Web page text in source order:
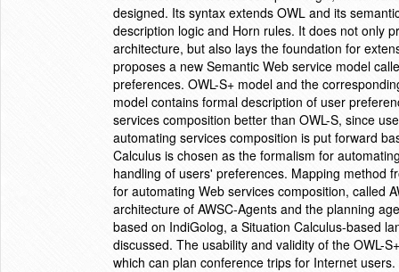
designed. Its syntax extends OWL and its
description logic and Horn rules. It does not only
architecture, but also lays the foundation for
proposes a new Semantic Web service model
preferences. OWL-S+ model and the
model contains formal description of user
services composition better than OWL-S, since
automating services composition is put forward
Calculus is chosen as the formalism for
handling of users' preferences. Mapping method
for automating Web services composition, called
architecture of AWSC-Agents and the planning
based on IndiGolog, a Situation Calculus-based
discussed. The usability and validity of the OWL-
which can plan conference trips for Internet users.